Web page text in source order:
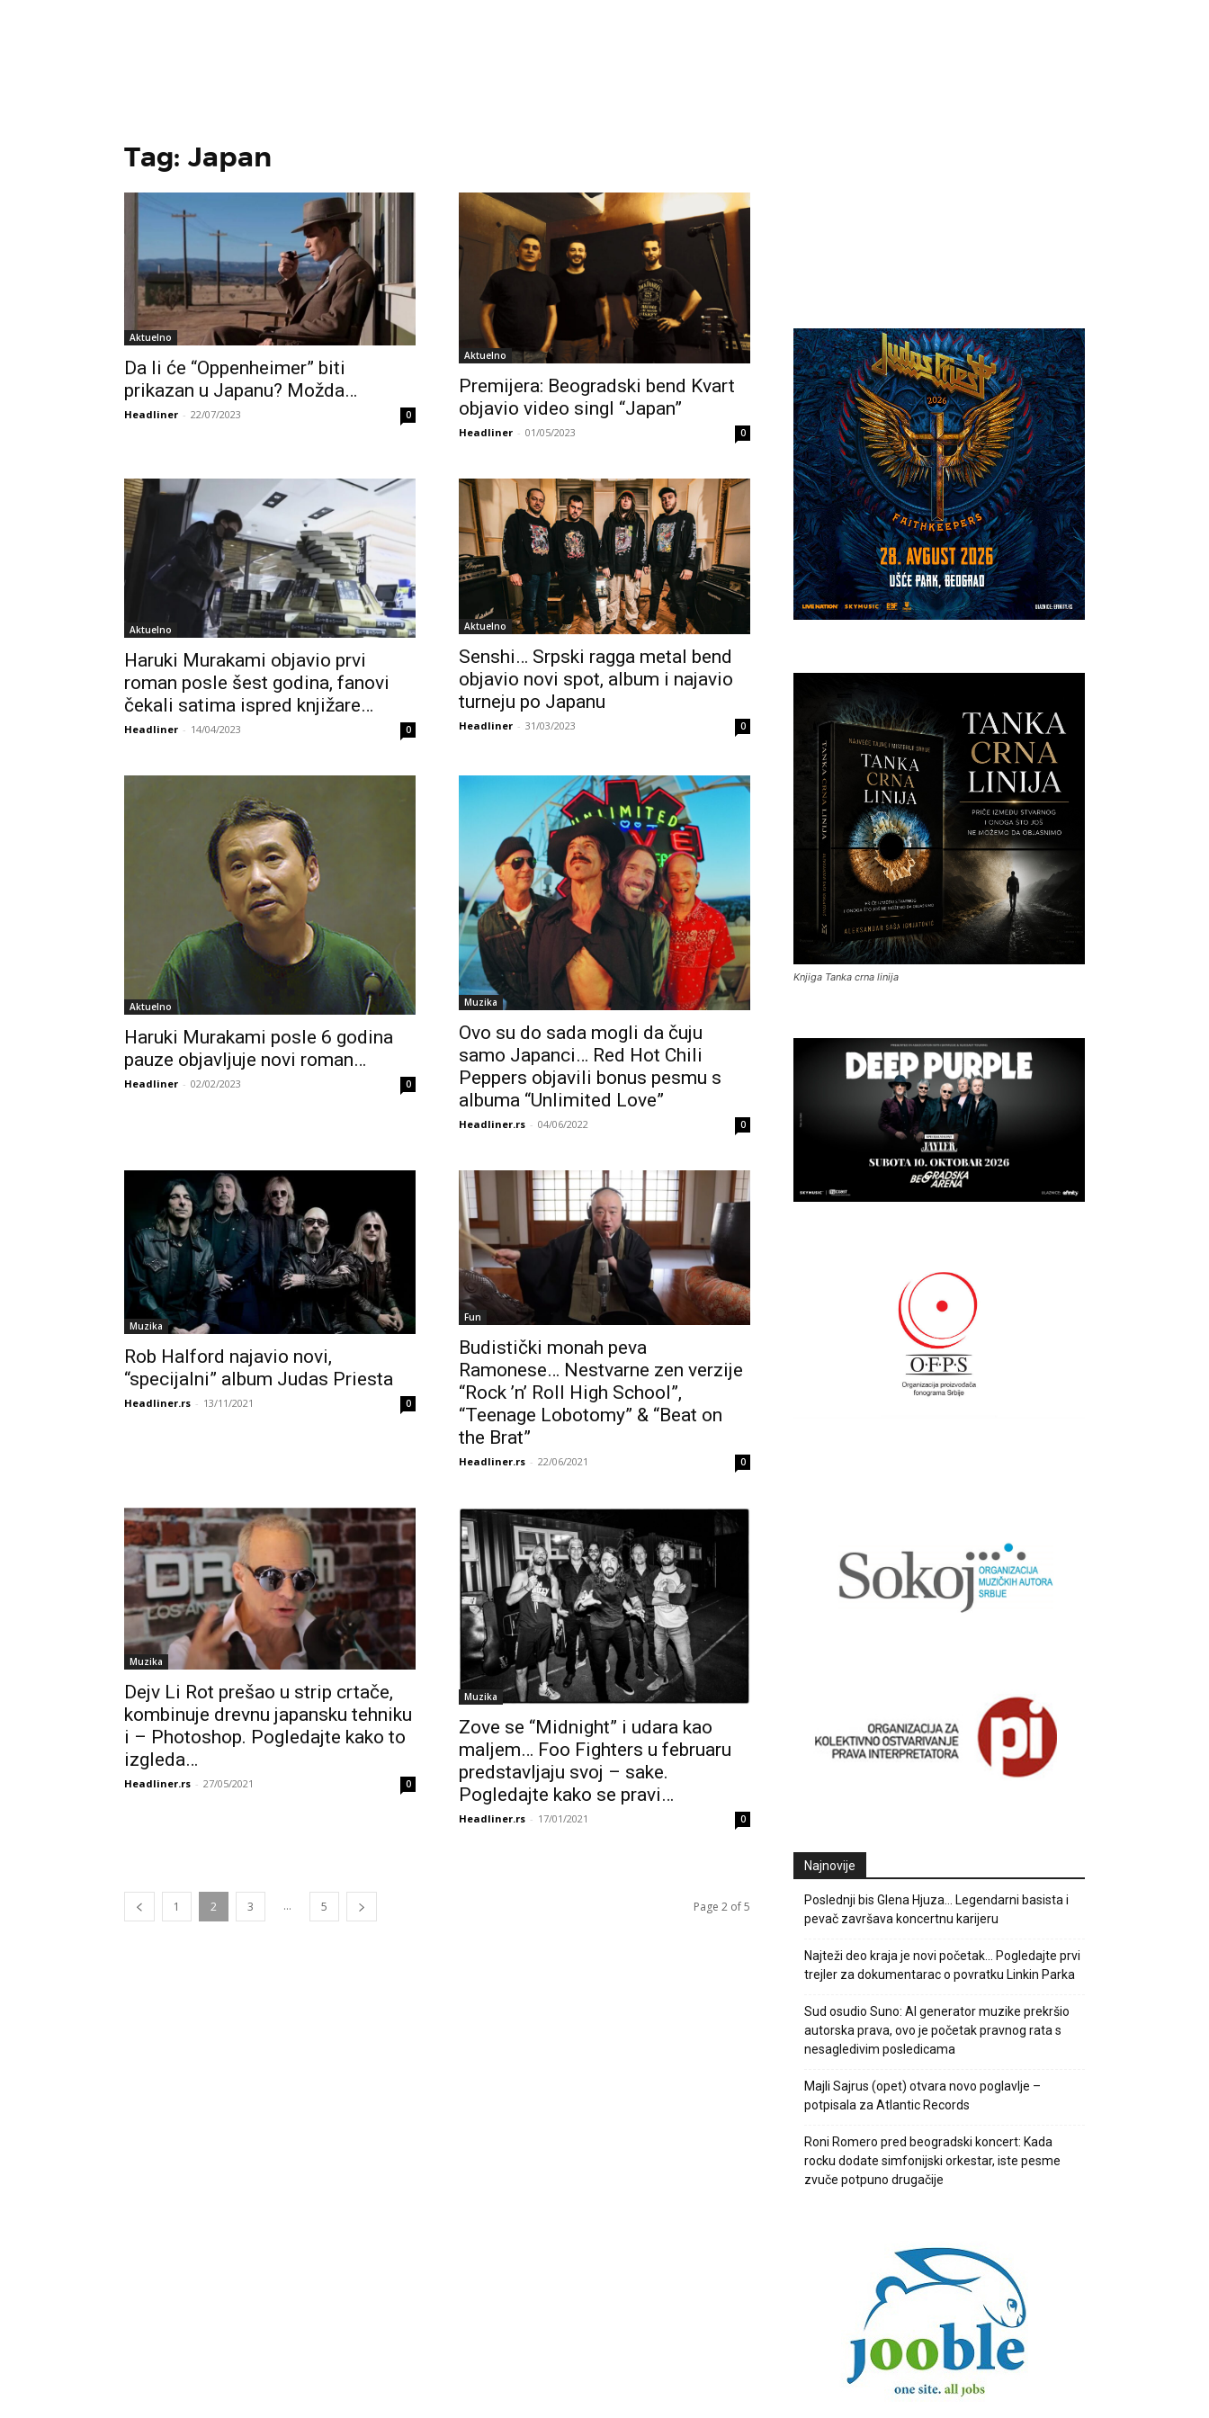
Tag: Japan
Aktuelno
Da li će “Oppenheimer” biti
prikazan u Japanu? Možda…
Headliner - 22/07/2023 0
Aktuelno
Premijera: Beogradski bend Kvart
objavio video singl “Japan”
Headliner - 01/05/2023 0
Aktuelno
Haruki Murakami objavio prvi
roman posle šest godina, fanovi
čekali satima ispred knjižare…
Headliner - 14/04/2023 0
Aktuelno
Senshi… Srpski ragga metal bend
objavio novi spot, album i najavio
turneju po Japanu
Headliner - 31/03/2023 0
Aktuelno
Haruki Murakami posle 6 godina
pauze objavljuje novi roman…
Headliner - 02/02/2023 0
Muzika
Ovo su do sada mogli da čuju
samo Japanci… Red Hot Chili
Peppers objavili bonus pesmu s
albuma “Unlimited Love”
Headliner.rs - 04/06/2022 0
Muzika
Rob Halford najavio novi,
“specijalni” album Judas Priesta
Headliner.rs - 13/11/2021 0
Fun
Budistički monah peva
Ramonese… Nestvarne zen verzije
“Rock ’n’ Roll High School”,
“Teenage Lobotomy” & “Beat on
the Brat”
Headliner.rs - 22/06/2021 0
Muzika
Dejv Li Rot prešao u strip crtače,
kombinuje drevnu japansku tehniku
i – Photoshop. Pogledajte kako to
izgleda…
Headliner.rs - 27/05/2021 0
Muzika
Zove se “Midnight” i udara kao
maljem… Foo Fighters u februaru
predstavljaju svoj – sake.
Pogledajte kako se pravi…
Headliner.rs - 17/01/2021 0
1 2 3 ... 5 Page 2 of 5
Knjiga Tanka crna linija
Najnovije
Poslednji bis Glena Hjuza… Legendarni basista i
pevač završava koncertnu karijeru
Najteži deo kraja je novi početak… Pogledajte prvi
trejler za dokumentarac o povratku Linkin Parka
Sud osudio Suno: AI generator muzike prekršio
autorska prava, ovo je početak pravnog rata s
nesagledivim posledicama
Majli Sajrus (opet) otvara novo poglavlje –
potpisala za Atlantic Records
Roni Romero pred beogradski koncert: Kada
rocku dodate simfonijski orkestar, iste pesme
zvuče potpuno drugačije